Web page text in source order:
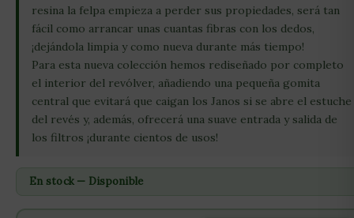
resina la felpa empieza a perder sus propiedades, será tan
fácil como arrancar unas cuantas fibras con los dedos,
¡dejándola limpia y como nueva durante más tiempo!
Para esta nueva colección hemos rediseñado por completo
el interior del revólver, añadiendo una pequeña gomita
central que evitará que caigan los Janos si se abre el estuche
del revés y, además, ofrecerá una suave entrada y salida de
los filtros ¡durante cientos de usos!
En stock — Disponible